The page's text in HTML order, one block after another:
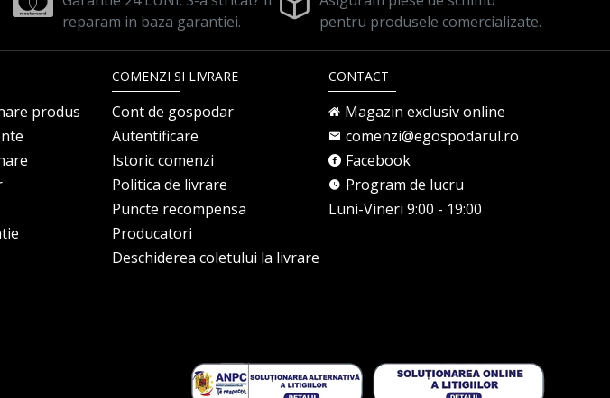
reparam in baza garantiei.
pentru produsele comercializate.
produs
COMENZI SI LIVRARE
Cont de gospodar
Autentificare
Istoric comenzi
Politica de livrare
Puncte recompensa
Producatori
Deschiderea coletului la livrare
CONTACT
Magazin exclusiv online
comenzi@egospodarul.ro
Facebook
Program de lucru
Luni-Vineri 9:00 - 19:00